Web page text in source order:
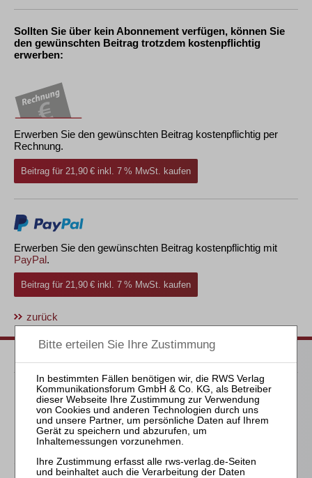
Sollten Sie über kein Abonnement verfügen, können Sie
den gewünschten Beitrag trotzdem kostenpflichtig
erwerben:
Erwerben Sie den gewünschten Beitrag kostenpflichtig per
Rechnung.
Beitrag für 21,90 € inkl. 7 % MwSt. kaufen
Erwerben Sie den gewünschten Beitrag kostenpflichtig mit
PayPal.
Beitrag für 21,90 € inkl. 7 % MwSt. kaufen
zurück
Kleindiek
Die Anfechtung der
Eröffnungsentscheidung
nach Art. 5 EuInsVO
Schröder